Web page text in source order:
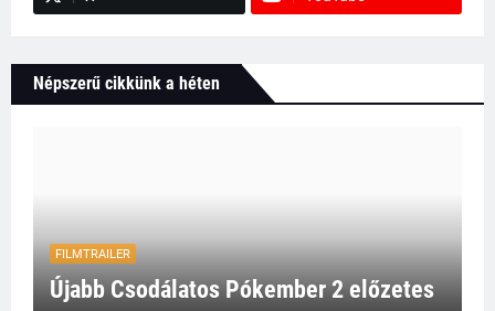
Népszerű cikkünk a héten
FILMTRAILER
Újabb Csodálatos Pókember 2 előzetes